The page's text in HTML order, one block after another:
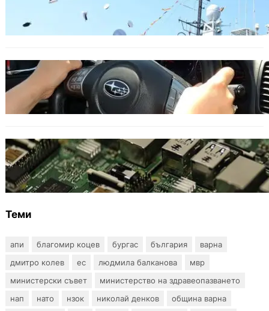
Варна посрещна новите офицери на ВМС
ОБЩЕСТВО
Възможни ограничения за Waze в Европа
след решение на Съда на ЕС
ИКОНОМИКА
Кои българи се осигуряват на новия таван
от 2300 евро
Теми
апи благомир коцев бургас българия
варна
дмитро колев
ес людмила балканова
мвр
министерски съвет
министерство на здравеопазването
нап
нато нзок николай денков
община варна